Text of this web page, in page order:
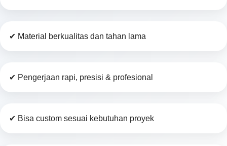
✔ Material berkualitas dan tahan lama
✔ Pengerjaan rapi, presisi & profesional
✔ Bisa custom sesuai kebutuhan proyek